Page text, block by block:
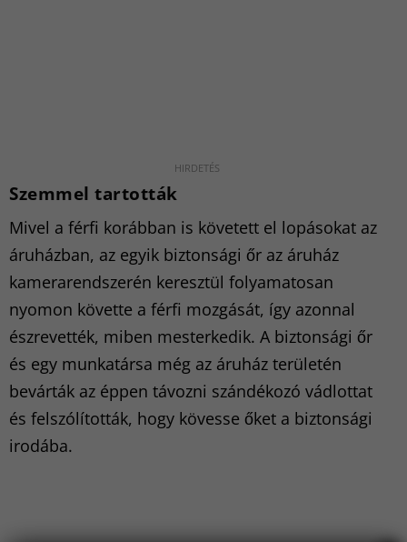
Szemmel tartották
Mivel a férfi korábban is követett el lopásokat az
áruházban, az egyik biztonsági őr az áruház
kamerarendszerén keresztül folyamatosan
nyomon követte a férfi mozgását, így azonnal
észrevették, miben mesterkedik. A biztonsági őr
és egy munkatársa még az áruház területén
bevárták az éppen távozni szándékozó vádlottat
és felszólították, hogy kövesse őket a biztonsági
irodába.